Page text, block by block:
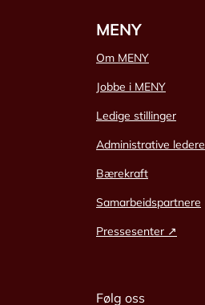
MENY
Om MENY
Jobbe i MENY
Ledige stillinger
Administrative ledere
Bærekraft
Samarbeidspartnere
Pressesenter ↗
Følg oss